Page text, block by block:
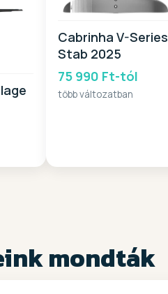
Cabrinha V-Series
Stab 2025
75 990 Ft-tól
több változatban
mondták